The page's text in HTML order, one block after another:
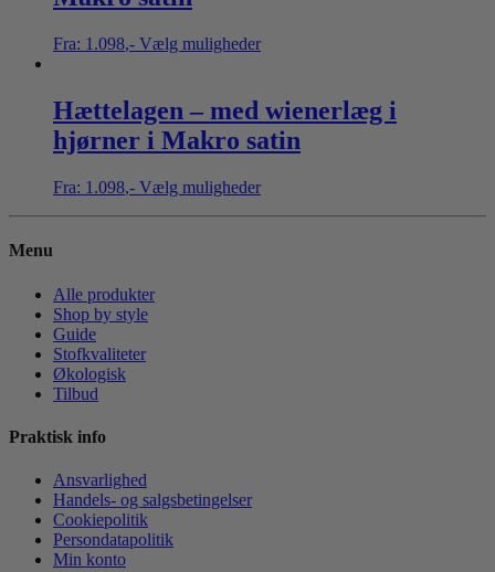
Fra: 1.098,- Vælg muligheder
Hættelagen – med wienerlæg i
hjørner i Makro satin
Fra: 1.098,- Vælg muligheder
Menu
Alle produkter
Shop by style
Guide
Stofkvaliteter
Økologisk
Tilbud
Praktisk info
Ansvarlighed
Handels- og salgsbetingelser
Cookiepolitik
Persondatapolitik
Min konto